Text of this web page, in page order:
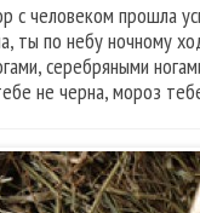
с человеком прошла
ты по небу ночному
серебряными
не черна, мороз